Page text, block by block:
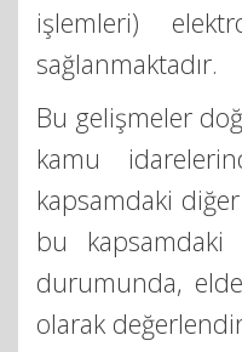
işlemleri)
sağlanmaktadır.
Bu gelişmeler
kamu
kapsamdaki
bu
durumunda,
olarak